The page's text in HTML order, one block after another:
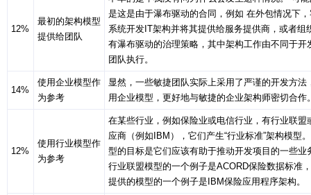
12%
最初的架构模型
提供给团队
是这是由于瀑布驱动的合同，例如 在外包情况下
系统开发IT架构并将其提供给服务提供商，或者组
有瀑布驱动的治理策略，其中架构工作由不同于开
团队执行。
14%
使用企业模型作
为参考
显然，一些敏捷团队实际上采用了严谨的开发方法
用企业模型，更好地与敏捷的企业架构师密切合作
12%
使用行业模型作
为参考
在某些行业，例如保险业或电信行业，有行业联盟
应商（例如IBM），它们产生“行业标准”架构模型
型的目标是它们应该有助于推动开发项目的一些业
行业联盟模型的一个例子是ACORD保险数据标准
提供的模型的一个例子是IBM保险应用程序架构。